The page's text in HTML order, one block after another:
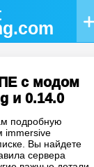
.com
с модом
и 0.14.0
подробную
immersive
Вы найдете
сервера